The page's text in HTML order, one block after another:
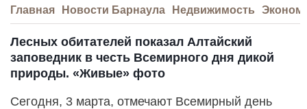
Главная Новости Барнаула Недвижимость
Лесных обитателей показал Алтайский
заповедник в честь Всемирного дня дикой
природы. «Живые» фото
Сегодня, 3 марта, отмечают Всемирный день